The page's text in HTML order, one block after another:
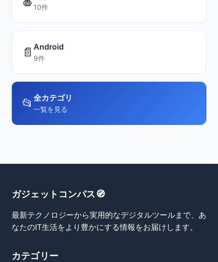
10件
📄 Android
9件
📂 全カテゴリ
一覧を見る
ガジェットコンパス🧭
最新テクノロジーから実用的なデジタルツールまで、あ
なたのIT生活をより豊かにする情報をお届けします。
カテゴリー